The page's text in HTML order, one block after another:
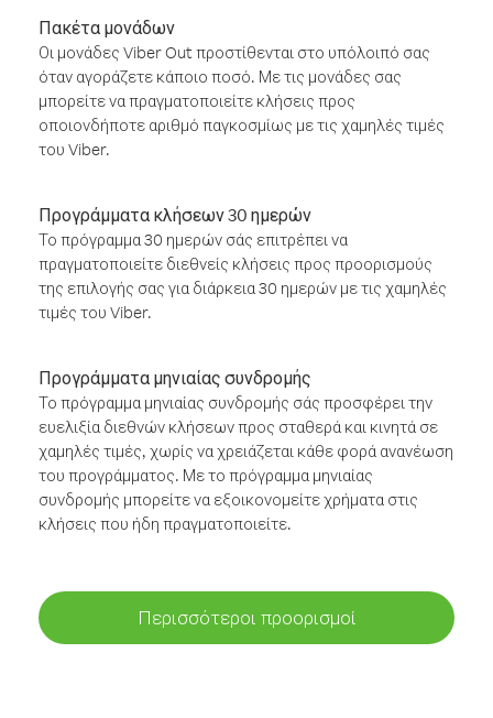
Πακέτα μονάδων
Οι μονάδες Viber Out προστίθενται στο υπόλοιπό σας
όταν αγοράζετε κάποιο ποσό. Με τις μονάδες σας
μπορείτε να πραγματοποιείτε κλήσεις προς
οποιονδήποτε αριθμό παγκοσμίως με τις χαμηλές τιμές
του Viber.
Προγράμματα κλήσεων 30 ημερών
Το πρόγραμμα 30 ημερών σάς επιτρέπει να
πραγματοποιείτε διεθνείς κλήσεις προς προορισμούς
της επιλογής σας για διάρκεια 30 ημερών με τις χαμηλές
τιμές του Viber.
Προγράμματα μηνιαίας συνδρομής
Το πρόγραμμα μηνιαίας συνδρομής σάς προσφέρει την
ευελιξία διεθνών κλήσεων προς σταθερά και κινητά σε
χαμηλές τιμές, χωρίς να χρειάζεται κάθε φορά ανανέωση
του προγράμματος. Με το πρόγραμμα μηνιαίας
συνδρομής μπορείτε να εξοικονομείτε χρήματα στις
κλήσεις που ήδη πραγματοποιείτε.
Περισσότεροι προορισμοί